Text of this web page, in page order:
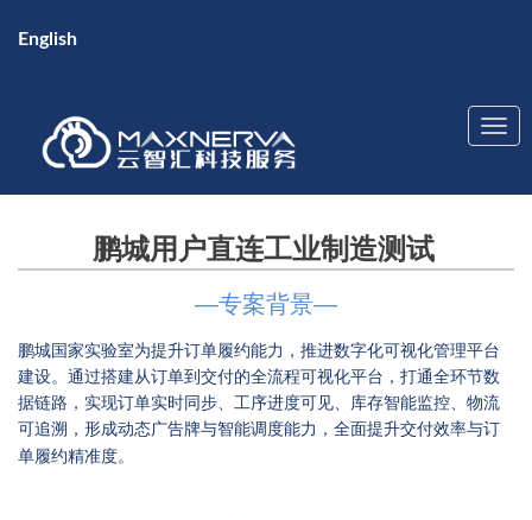
English
鹏城用户直连工业制造测试
—专案背景—
鹏城国家实验室为提升订单履约能力，推进数字化可视化管理平台
建设。通过搭建从订单到交付的全流程可视化平台，打通全环节数
据链路，实现订单实时同步、工序进度可见、库存智能监控、物流
可追溯，形成动态广告牌与智能调度能力，全面提升交付效率与订
单履约精准度。